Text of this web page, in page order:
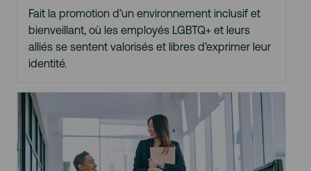
Fait la promotion d’un environnement inclusif et
bienveillant, où les employés LGBTQ+ et leurs
alliés se sentent valorisés et libres d’exprimer leur
identité.